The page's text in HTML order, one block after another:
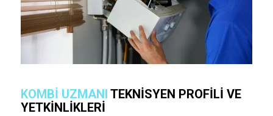
KOMBI UZMANI TEKNISYEN PROFILI VE
YETKINLIKLERI